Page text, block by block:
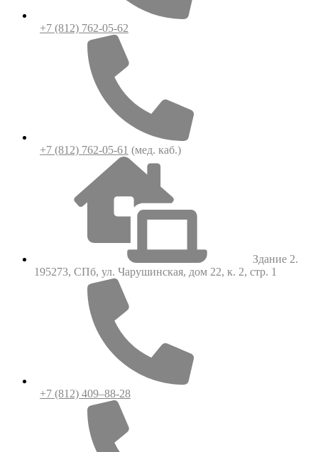
+7 (812) 762-05-62
+7 (812) 762-05-61 (мед. каб.)
Здание 2.
195273, СПб, ул. Чарушинская, дом 22, к. 2, стр. 1
+7 (812) 409–88-28